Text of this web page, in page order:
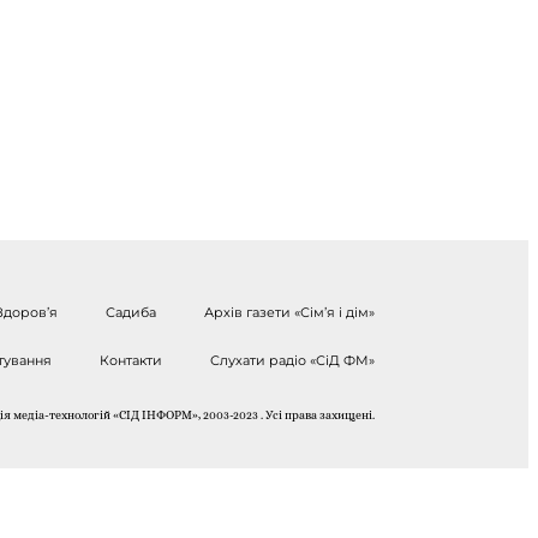
Садиба Архів газети «Сім’я і дім»
Контакти Слухати радіо «СіД ФМ»
медіа-технологій «СІД ІНФОРМ», 2003-2023 . Усі права захищені.